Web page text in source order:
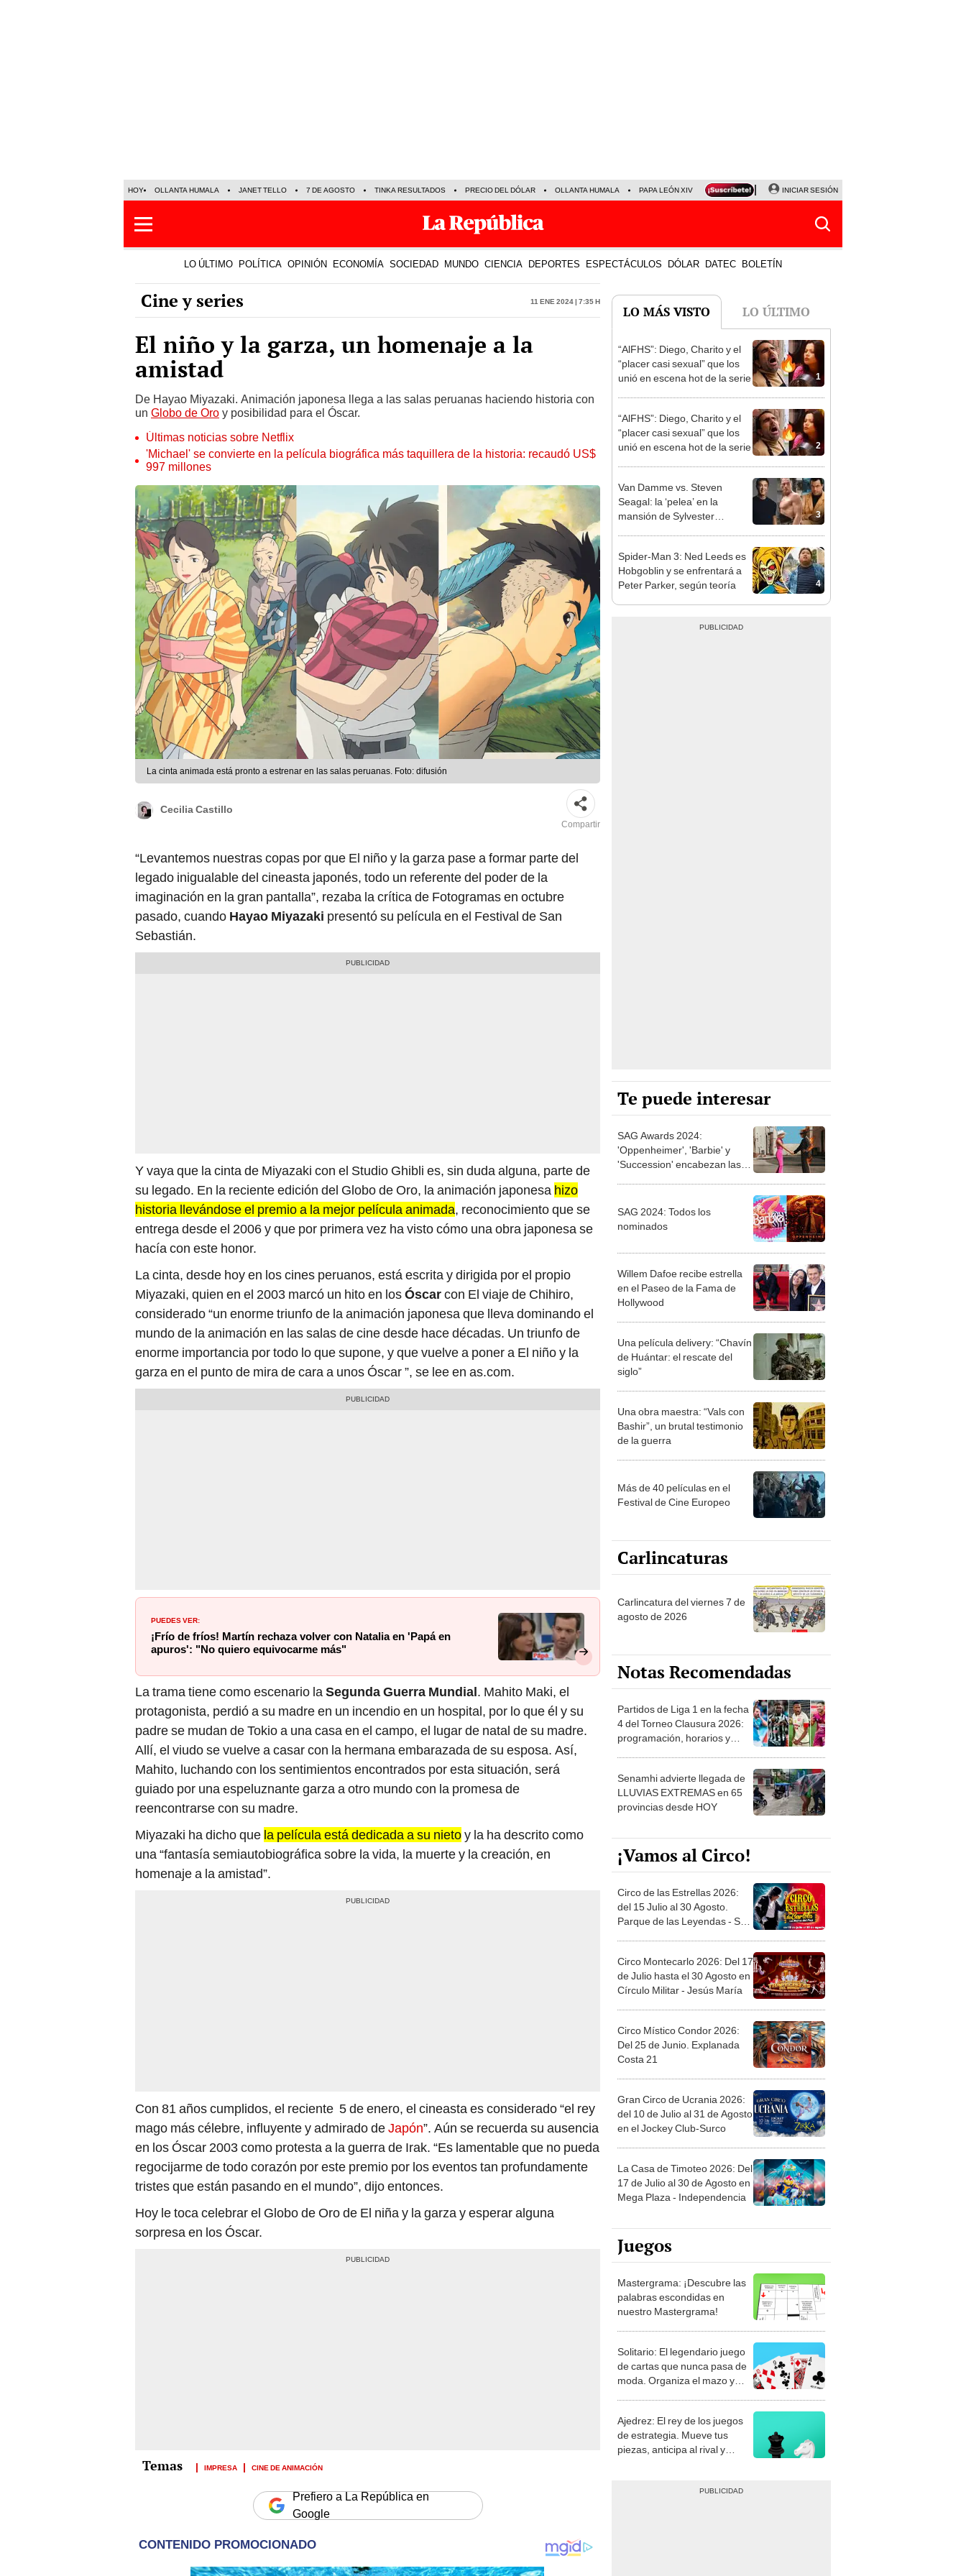
HOY OLLANTA HUMALA JANET TELLO 7 DE AGOSTO TINKA RESULTADOS PRECIO DEL DÓLAR OLLANTA HUMALA PAPA LEÓN XIV NALDY SALDAÑA LA BELLA LUZ
INICIAR SESIÓN
LO ÚLTIMO POLÍTICA OPINIÓN ECONOMÍA SOCIEDAD MUNDO CIENCIA DEPORTES ESPECTÁCULOS DÓLAR DATEC BOLETÍN
Cine y series 11 Ene 2024 | 7:35 h
El niño y la garza, un homenaje a la
amistad
De Hayao Miyazaki. Animación japonesa llega a las salas peruanas haciendo historia con
un Globo de Oro y posibilidad para el Óscar.
Últimas noticias sobre Netflix
'Michael' se convierte en la película biográfica más taquillera de la historia: recaudó US$
997 millones
La cinta animada está pronto a estrenar en las salas peruanas. Foto: difusión
Cecilia Castillo
Compartir
“Levantemos nuestras copas por que El niño y la garza pase a formar parte del
legado inigualable del cineasta japonés, todo un referente del poder de la
imaginación en la gran pantalla”, rezaba la crítica de Fotogramas en octubre
pasado, cuando Hayao Miyazaki presentó su película en el Festival de San
Sebastián.
Y vaya que la cinta de Miyazaki con el Studio Ghibli es, sin duda alguna, parte de
su legado. En la reciente edición del Globo de Oro, la animación japonesa hizo
historia llevándose el premio a la mejor película animada, reconocimiento que se
entrega desde el 2006 y que por primera vez ha visto cómo una obra japonesa se
hacía con este honor.
La cinta, desde hoy en los cines peruanos, está escrita y dirigida por el propio
Miyazaki, quien en el 2003 marcó un hito en losÓscarcon El viaje de Chihiro,
considerado “un enorme triunfo de la animación japonesa que lleva dominando el
mundo de la animación en las salas de cine desde hace décadas. Un triunfo de
enorme importancia por todo lo que supone, y que vuelve a poner a El niño y la
garza en el punto de mira de cara a unos Óscar ”, se lee en as.com.
PUEDES VER:
¡Frío de fríos! Martín rechaza volver con Natalia en 'Papá en
apuros': "No quiero equivocarme más"
La trama tiene como escenario laSegunda Guerra Mundial. Mahito Maki, el
protagonista, perdió a su madre en un incendio en un hospital, por lo que él y su
padre se mudan de Tokio a una casa en el campo, el lugar de natal de su madre.
Allí, el viudo se vuelve a casar con la hermana embarazada de su esposa. Así,
Mahito, luchando con los sentimientos encontrados por esta situación, será
guiado por una espeluznante garza a otro mundo con la promesa de
reencontrarse con su madre.
Miyazaki ha dicho que la película está dedicada a su nietoy la ha descrito como
una “fantasía semiautobiográfica sobre la vida, la muerte y la creación, en
homenaje a la amistad”.
Con 81 años cumplidos, el reciente 5 de enero, el cineasta es considerado “el rey
mago más célebre, influyente y admirado deJapón”. Aún se recuerda su ausencia
en los Óscar 2003 como protesta a la guerra de Irak. “Es lamentable que no pueda
regocijarme de todo corazón por este premio por los eventos tan profundamente
tristes que están pasando en el mundo”, dijo entonces.
Hoy le toca celebrar el Globo de Oro de El niña y la garza y esperar alguna
sorpresa en los Óscar.
IMPRESA CINE DE ANIMACIÓN
Prefiero a La República en
Google
LO MÁS VISTO LO ÚLTIMO
1
“AlFHS”: Diego, Charito y el
“placer casi sexual” que los
unió en escena hot de la serie
2
“AlFHS”: Diego, Charito y el
“placer casi sexual” que los
unió en escena hot de la serie
3
Van Damme vs. Steven
Seagal: la ‘pelea’ en la
mansión de Sylvester
4
Spider-Man 3: Ned Leeds es
Hobgoblin y se enfrentará a
Peter Parker, según teoría
Te puede interesar
SAG Awards 2024:
'Oppenheimer', 'Barbie' y
'Succession' encabezan las
SAG 2024: Todos los
nominados
Willem Dafoe recibe estrella
en el Paseo de la Fama de
Hollywood
Una película delivery: “Chavín
de Huántar: el rescate del
siglo”
Una obra maestra: “Vals con
Bashir”, un brutal testimonio
de la guerra
Más de 40 películas en el
Festival de Cine Europeo
Carlincaturas
Carlincatura del viernes 7 de
agosto de 2026
Notas Recomendadas
Partidos de Liga 1 en la fecha
4 del Torneo Clausura 2026:
programación, horarios y
Senamhi advierte llegada de
LLUVIAS EXTREMAS en 65
provincias desde HOY
¡Vamos al Circo!
Circo de las Estrellas 2026:
del 15 Julio al 30 Agosto.
Parque de las Leyendas - San
Circo Montecarlo 2026: Del 17
de Julio hasta el 30 Agosto en
Círculo Militar - Jesús María
Circo Místico Condor 2026:
Del 25 de Junio. Explanada
Costa 21
Gran Circo de Ucrania 2026:
del 10 de Julio al 31 de Agosto
en el Jockey Club-Surco
La Casa de Timoteo 2026: Del
17 de Julio al 30 de Agosto en
Mega Plaza - Independencia
Juegos
Mastergrama: ¡Descubre las
palabras escondidas en
nuestro Mastergrama!
Solitario: El legendario juego
de cartas que nunca pasa de
moda. Organiza el mazo y
Ajedrez: El rey de los juegos
de estrategia. Mueve tus
piezas, anticipa al rival y